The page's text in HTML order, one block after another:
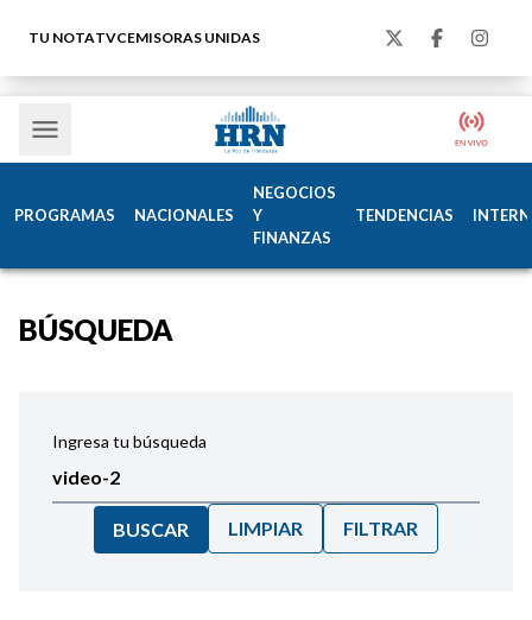
TU NOTATVCEMISORAS UNIDAS
PROGRAMAS NACIONALES
NEGOCIOS
Y
FINANZAS
TENDENCIAS
BÚSQUEDA
Ingresa tu búsqueda
BUSCAR LIMPIAR FILTRAR